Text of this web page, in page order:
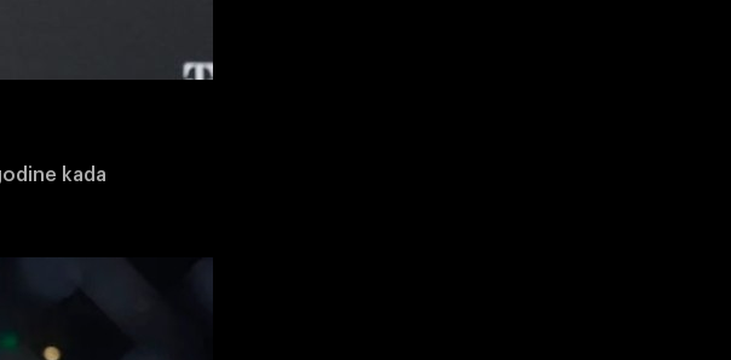
kada